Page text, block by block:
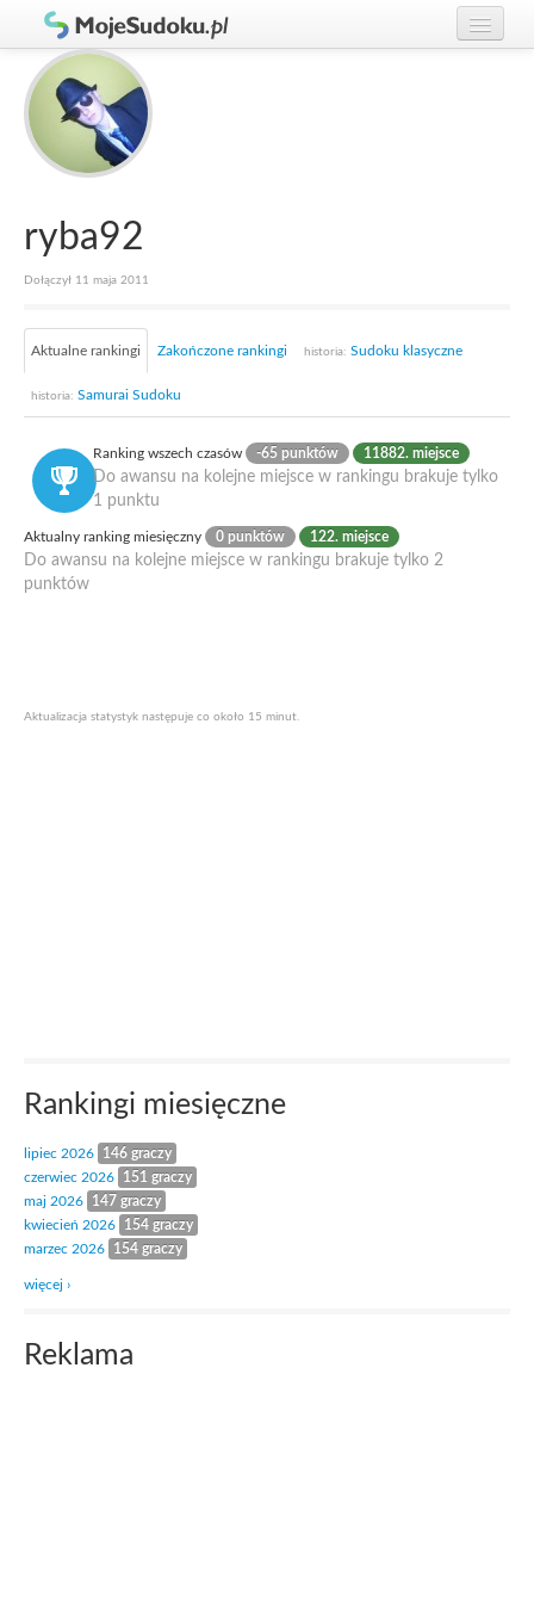
Graj w Sudoku!
Zasady Sudoku
Rankingi
Gracze
ryba92
Dołączył 11 maja 2011
Aktualne rankingi Zakończone rankingi historia: Sudoku klasyczne
historia: Samurai Sudoku
Ranking wszech czasów -65 punktów 11882. miejsce
Do awansu na kolejne miejsce w rankingu brakuje tylko
1 punktu
Aktualny ranking miesięczny 0 punktów 122. miejsce
Do awansu na kolejne miejsce w rankingu brakuje tylko 2
punktów
Aktualizacja statystyk następuje co około 15 minut.
Rankingi miesięczne
lipiec 2026
146 graczy
czerwiec 2026
151 graczy
maj 2026
147 graczy
kwiecień 2026
154 graczy
marzec 2026
154 graczy
więcej ›
Reklama